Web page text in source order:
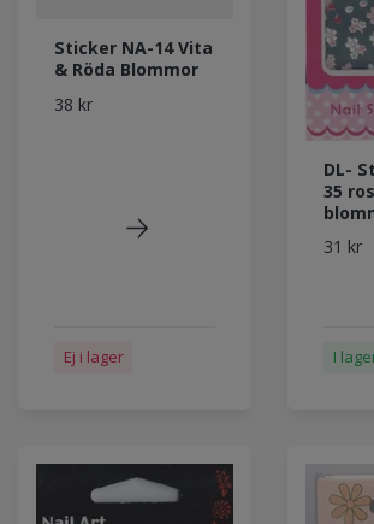
Sticker NA-14 Vita
& Röda Blommor
38 kr
Ej i lager
DL-
35
31 kr
I